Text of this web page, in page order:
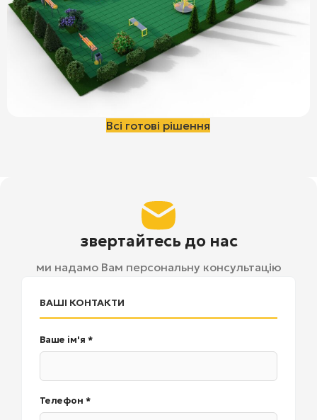
Всі готові рішення
звертайтесь до нас
ми надамо Вам персональну консультацію
ВАШІ КОНТАКТИ
Ваше ім'я *
Телефон *